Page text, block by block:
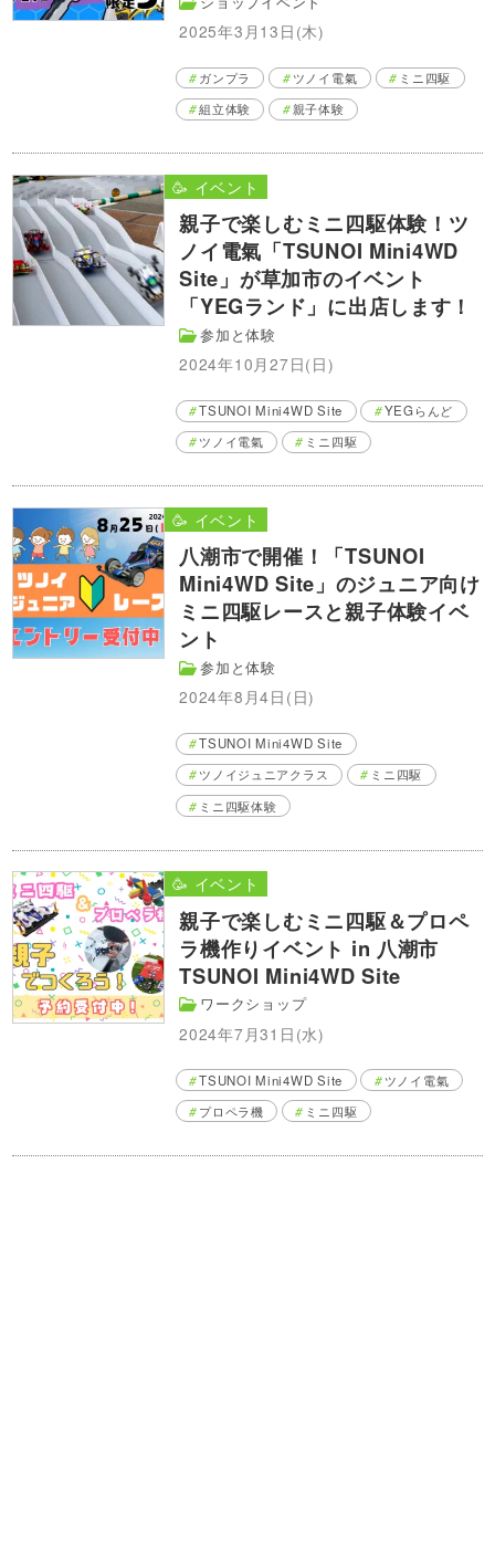
2025年3月13日(木)
ガンプラ ツノイ電氣
ミニ四駆
組立体験
親子体験
親子で楽しむミニ四駆体験！ツ
ノイ電氣「TSUNOI Mini4WD
Site」が草加市のイベント
「YEGランド」に出店します！
参加と体験
2024年10月27日(日)
🥳 イベント
TSUNOI Mini4WD Site
YEGらんど
ツノイ電氣
ミニ四駆
八潮市で開催！「TSUNOI
Mini4WD Site」のジュニア向け
ミニ四駆レースと親子体験イベ
ント
参加と体験
2024年8月4日(日)
🥳 イベント
TSUNOI Mini4WD Site
ツノイジュニアクラス
ミニ四駆
ミニ四駆体験
親子で楽しむミニ四駆＆プロペ
ラ機作りイベント in 八潮市
TSUNOI Mini4WD Site
ワークショップ
2024年7月31日(水)
🥳 イベント
TSUNOI Mini4WD Site
ツノイ電氣
プロペラ機
ミニ四駆